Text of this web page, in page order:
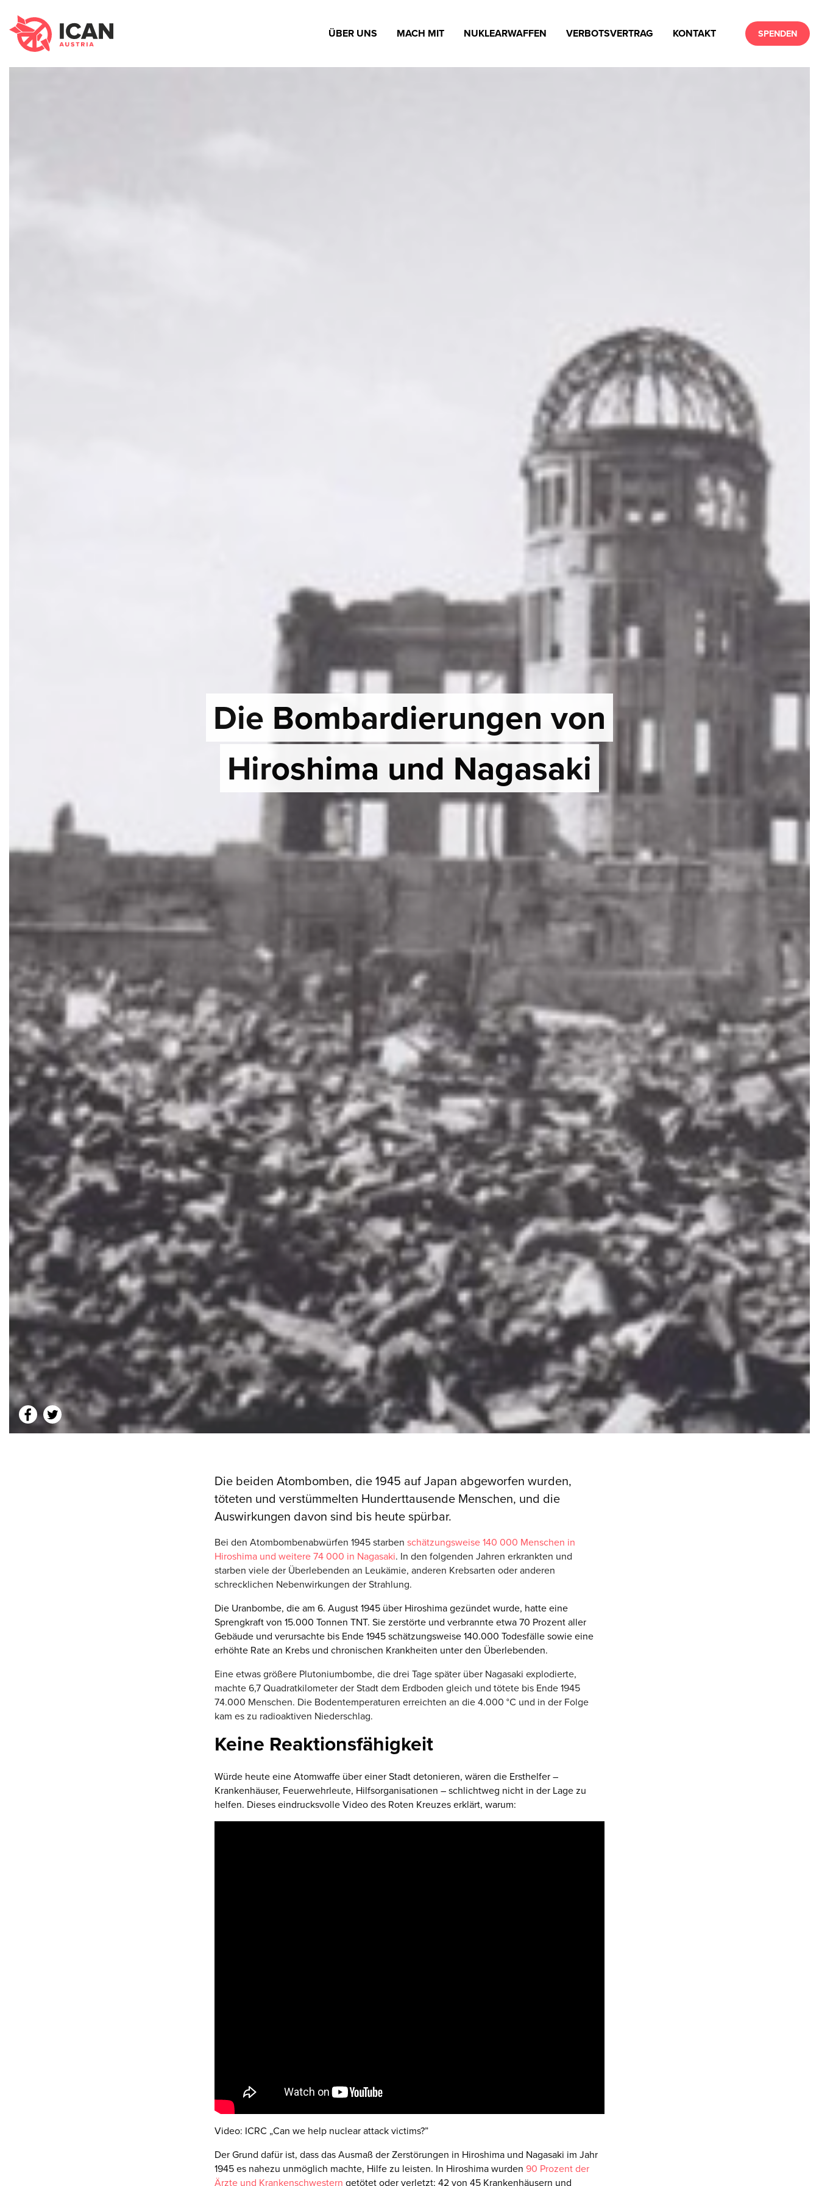
ÜBER UNS MACH MIT NUKLEARWAFFEN VERBOTSVERTRAG KONTAKT SPENDEN
Die Bombardierungen von
Hiroshima und Nagasaki
Die beiden Atombomben, die 1945 auf Japan abgeworfen wurden,
töteten und verstümmelten Hunderttausende Menschen, und die
Auswirkungen davon sind bis heute spürbar.
Bei den Atombombenabwürfen 1945 starben schätzungsweise 140 000 Menschen in
Hiroshima und weitere 74 000 in Nagasaki. In den folgenden Jahren erkrankten und
starben viele der Überlebenden an Leukämie, anderen Krebsarten oder anderen
schrecklichen Nebenwirkungen der Strahlung.
Die Uranbombe, die am 6. August 1945 über Hiroshima gezündet wurde, hatte eine
Sprengkraft von 15.000 Tonnen TNT. Sie zerstörte und verbrannte etwa 70 Prozent aller
Gebäude und verursachte bis Ende 1945 schätzungsweise 140.000 Todesfälle sowie eine
erhöhte Rate an Krebs und chronischen Krankheiten unter den Überlebenden.
Eine etwas größere Plutoniumbombe, die drei Tage später über Nagasaki explodierte,
machte 6,7 Quadratkilometer der Stadt dem Erdboden gleich und tötete bis Ende 1945
74.000 Menschen. Die Bodentemperaturen erreichten an die 4.000 °C und in der Folge
kam es zu radioaktiven Niederschlag.
Keine Reaktionsfähigkeit
Würde heute eine Atomwaffe über einer Stadt detonieren, wären die Ersthelfer –
Krankenhäuser, Feuerwehrleute, Hilfsorganisationen – schlichtweg nicht in der Lage zu
helfen. Dieses eindrucksvolle Video des Roten Kreuzes erklärt, warum:
Video: ICRC „Can we help nuclear attack victims?”
Der Grund dafür ist, dass das Ausmaß der Zerstörungen in Hiroshima und Nagasaki im Jahr
1945 es nahezu unmöglich machte, Hilfe zu leisten. In Hiroshima wurden 90 Prozent der
Ärzte und Krankenschwestern getötet oder verletzt; 42 von 45 Krankenhäusern und